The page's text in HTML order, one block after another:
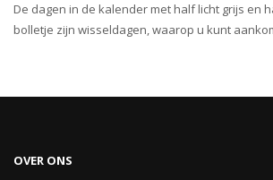
De dagen in de kalender met half licht grijs en
bolletje zijn wisseldagen, waarop u kunt
OVER ONS